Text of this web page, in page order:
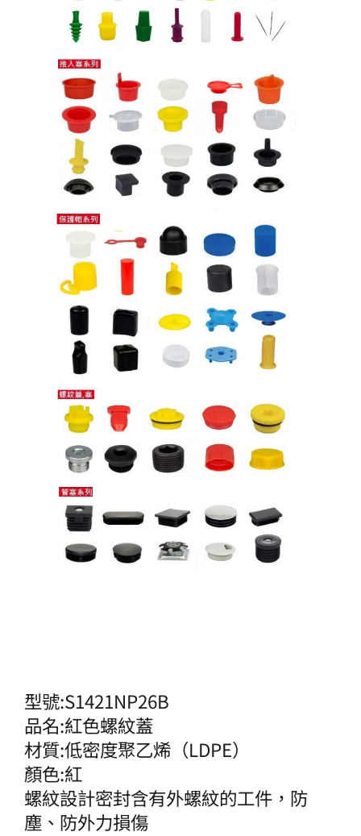
型號:S1421NP26B
品名:紅色螺紋蓋
材質:低密度聚乙烯（LDPE）
顏色:紅
螺紋設計密封含有外螺紋的工件，防
塵、防外力損傷